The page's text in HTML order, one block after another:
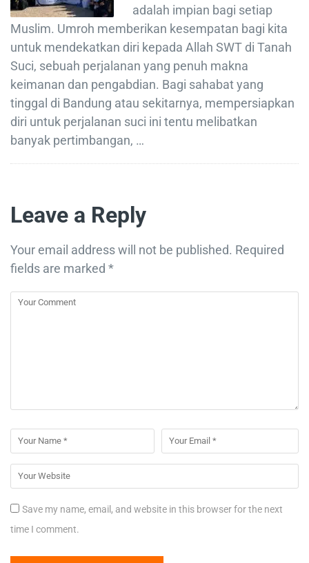
adalah impian bagi setiap
Muslim. Umroh memberikan kesempatan bagi kita
untuk mendekatkan diri kepada Allah SWT di Tanah
Suci, sebuah perjalanan yang penuh makna
keimanan dan pengabdian. Bagi sahabat yang
tinggal di Bandung atau sekitarnya, mempersiapkan
diri untuk perjalanan suci ini tentu melibatkan
banyak pertimbangan, …
Leave a Reply
Your email address will not be published. Required
fields are marked *
Save my name, email, and website in this browser for the next
time I comment.